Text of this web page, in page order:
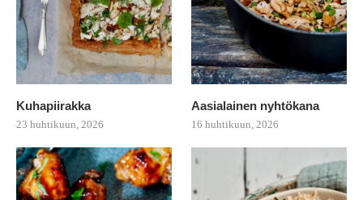
Kuhapiirakka
23 huhtikuun, 2026
Aasialainen nyhtökana
16 huhtikuun, 2026